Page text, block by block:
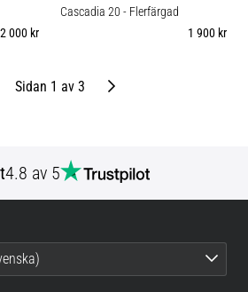
2 000 kr
Cascadia 20 - Flerfärgad
1 900 kr
Sidan 1 av 3 Nästa
4.8 av 5